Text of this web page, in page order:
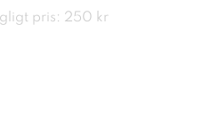
pris: 250 kr